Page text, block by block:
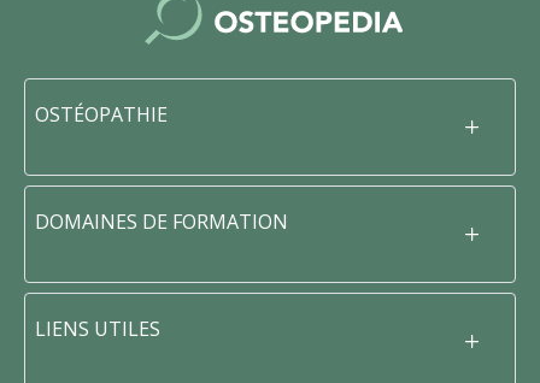
OSTÉOPATHIE
DOMAINES DE FORMATION
LIENS UTILES